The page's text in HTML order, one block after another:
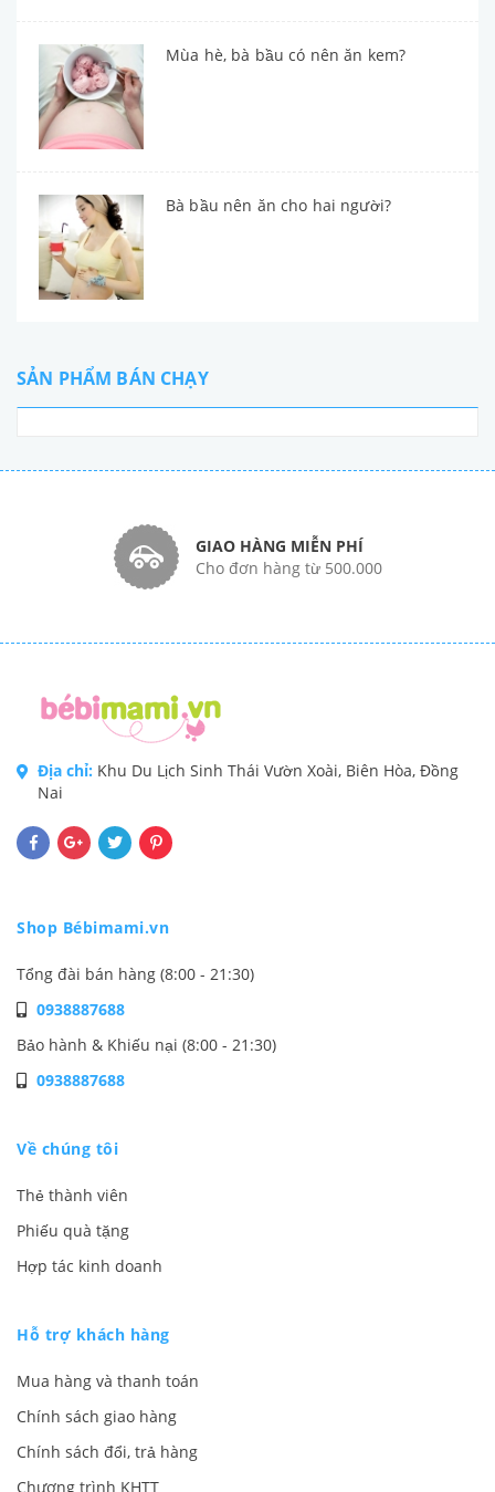
Mùa hè, bà bầu có nên ăn kem?
Bà bầu nên ăn cho hai người?
SẢN PHẨM BÁN CHẠY
GIAO HÀNG MIỄN PHÍ
Cho đơn hàng từ 500.000
Địa chỉ: Khu Du Lịch Sinh Thái Vườn Xoài, Biên Hòa, Đồng
Nai
Shop Bébimami.vn
Tổng đài bán hàng (8:00 - 21:30)
0938887688
Bảo hành & Khiếu nại (8:00 - 21:30)
0938887688
Về chúng tôi
Thẻ thành viên
Phiếu quà tặng
Hợp tác kinh doanh
Hỗ trợ khách hàng
Mua hàng và thanh toán
Chính sách giao hàng
Chính sách đổi, trả hàng
Chương trình KHTT